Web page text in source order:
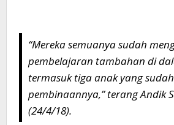
“Mereka semuanya sudah
pembelajaran tambahan di
termasuk tiga anak yang
pembinaannya,” terang Andik
(24/4/18).